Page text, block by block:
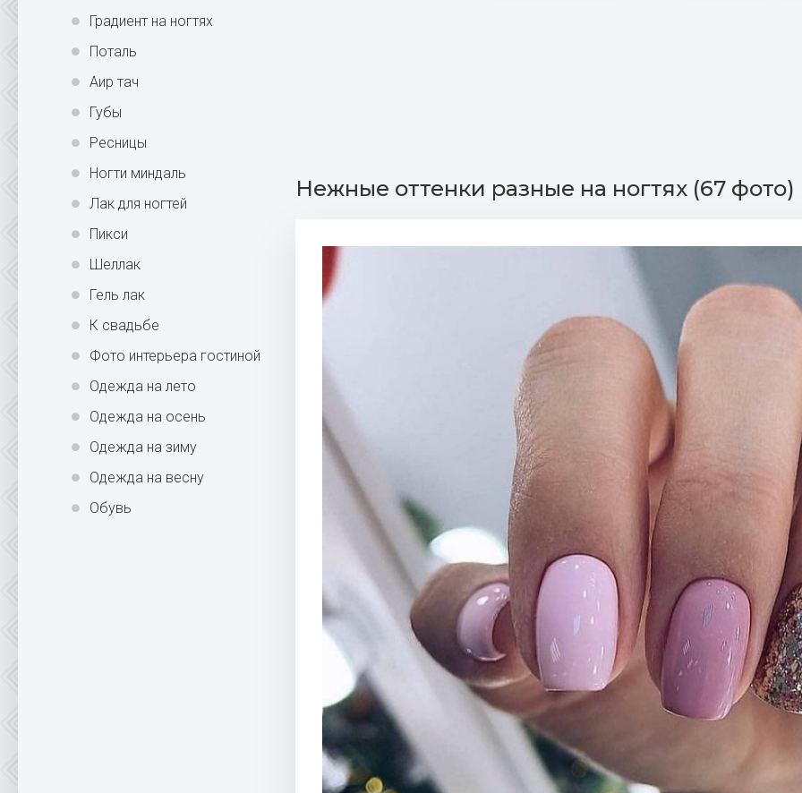
Градиент на ногтях
Поталь
Аир тач
Губы
Ресницы
Ногти миндаль
Лак для ногтей
Пикси
Шеллак
Гель лак
К свадьбе
Фото интерьера гостиной
Одежда на лето
Одежда на осень
Одежда на зиму
Одежда на весну
Обувь
Нежные оттенки разные на ногтях (67 фото)